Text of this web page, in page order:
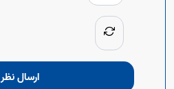
ارسال نظر